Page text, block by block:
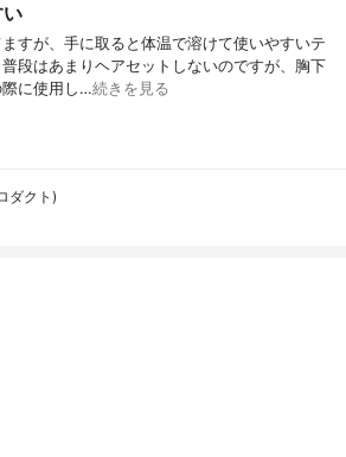
すが、手に取ると体温で溶けて使いやすいテ
段はあまりヘアセットしないのですが、胸下
際に使用し…続きを見る
ダクト)